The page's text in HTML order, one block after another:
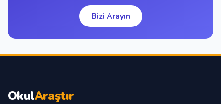
Bizi Arayın
OkulAraştır